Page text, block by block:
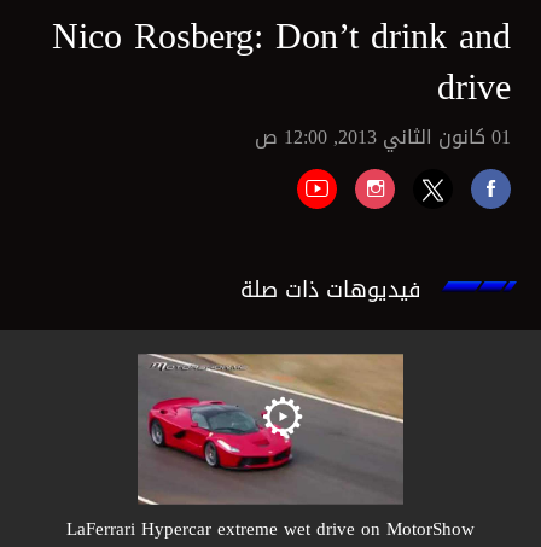
Nico Rosberg: Don’t drink and
drive
01 كانون الثاني 2013, 12:00 ص
فيديوهات ذات صلة
LaFerrari Hypercar extreme wet drive on MotorShow